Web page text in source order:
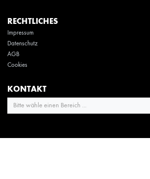
RECHTLICHES
Impressum
Datenschutz
AGB
Cookies
KONTAKT
Bitte wähle einen Bereich ...